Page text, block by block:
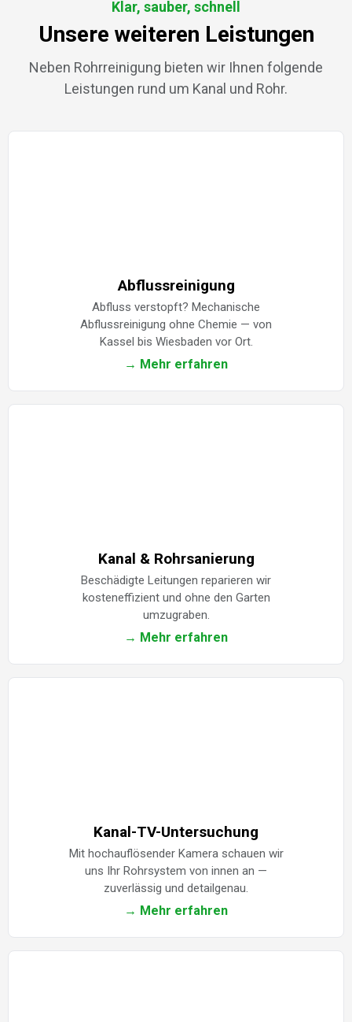
Klar, sauber, schnell
Unsere weiteren Leistungen
Neben Rohrreinigung bieten wir Ihnen folgende
Leistungen rund um Kanal und Rohr.
Abflussreinigung
Abfluss verstopft? Mechanische
Abflussreinigung ohne Chemie — von
Kassel bis Wiesbaden vor Ort.
→ Mehr erfahren
Kanal & Rohrsanierung
Beschädigte Leitungen reparieren wir
kosteneffizient und ohne den Garten
umzugraben.
→ Mehr erfahren
Kanal-TV-Untersuchung
Mit hochauflösender Kamera schauen wir
uns Ihr Rohrsystem von innen an —
zuverlässig und detailgenau.
→ Mehr erfahren